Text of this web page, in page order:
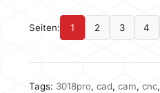
Seiten: 1 2 3 4
Tags: 3018pro, cad, cam, cnc,